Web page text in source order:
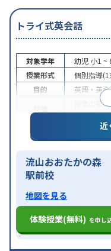
トライ式英会話
対象学年 幼児 小1 ~
授業形式
個別指導(1
目的
英語・英
授業の振
講可発達
近
流山おおたかの森
駅前校
地図を見る
体験授業(無料) を申し